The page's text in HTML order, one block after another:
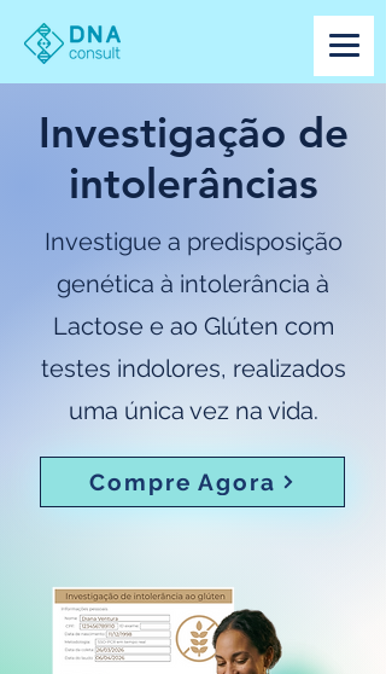
Investigação de
intolerâncias
Investigue a predisposição
genética à intolerância à
Lactose e ao Glúten com
testes indolores, realizados
uma única vez na vida.
Compre Agora